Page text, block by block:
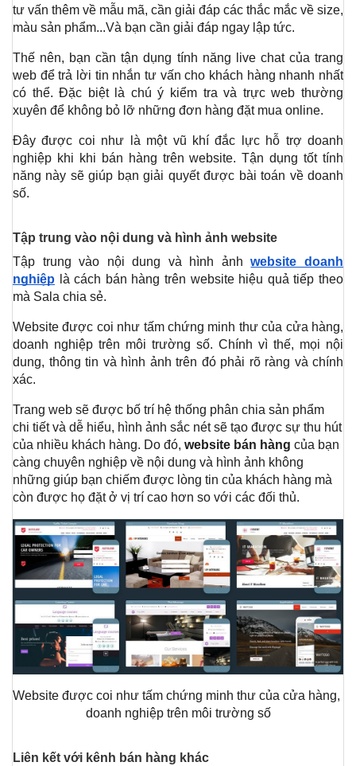
tư vấn thêm về mẫu mã, cần giải đáp các thắc mắc về size,
màu sản phẩm...Và bạn cần giải đáp ngay lập tức.
Thế nên, bạn cần tận dụng tính năng live chat của trang
web để trả lời tin nhắn tư vấn cho khách hàng nhanh nhất
có thể. Đặc biệt là chú ý kiểm tra và trực web thường
xuyên để không bỏ lỡ những đơn hàng đặt mua online.
Đây được coi như là một vũ khí đắc lực hỗ trợ doanh
nghiệp khi khi bán hàng trên website. Tận dụng tốt tính
năng này sẽ giúp bạn giải quyết được bài toán về doanh
số.
Tập trung vào nội dung và hình ảnh website
Tập trung vào nội dung và hình ảnh website doanh
nghiệp là cách bán hàng trên website hiệu quả tiếp theo
mà Sala chia sẻ.
Website được coi như tấm chứng minh thư của cửa hàng,
doanh nghiệp trên môi trường số. Chính vì thế, mọi nội
dung, thông tin và hình ảnh trên đó phải rõ ràng và chính
xác.
Trang web sẽ được bố trí hệ thống phân chia sản phẩm
chi tiết và dễ hiểu, hình ảnh sắc nét sẽ tạo được sự thu hút
của nhiều khách hàng. Do đó, website bán hàng của bạn
càng chuyên nghiệp về nội dung và hình ảnh không
những giúp bạn chiếm được lòng tin của khách hàng mà
còn được họ đặt ở vị trí cao hơn so với các đối thủ.
Website được coi như tấm chứng minh thư của cửa hàng,
doanh nghiệp trên môi trường số
Liên kết với kênh bán hàng khác